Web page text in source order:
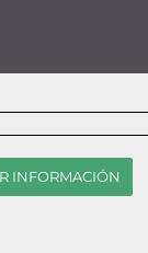
INFORMACIÓN